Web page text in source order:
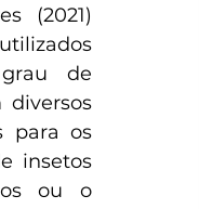
(2021)
de
diversos
para os
insetos
ou o